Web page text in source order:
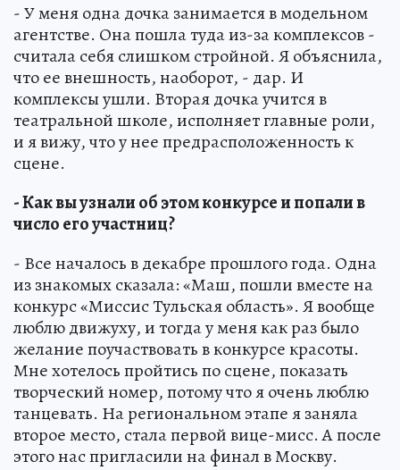
- У меня одна дочка занимается в модельном
агентстве. Она пошла туда из-за комплексов -
считала себя слишком стройной. Я объяснила,
что ее внешность, наоборот, - дар. И
комплексы ушли. Вторая дочка учится в
театральной школе, исполняет главные роли,
и я вижу, что у нее предрасположенность к
сцене.
- Как вы узнали об этом конкурсе и попали в
число его участниц?
- Все началось в декабре прошлого года. Одна
из знакомых сказала: «Маш, пошли вместе на
конкурс «Миссис Тульская область». Я вообще
люблю движуху, и тогда у меня как раз было
желание поучаствовать в конкурсе красоты.
Мне хотелось пройтись по сцене, показать
творческий номер, потому что я очень люблю
танцевать. На региональном этапе я заняла
второе место, стала первой вице-мисс. А после
этого нас пригласили на финал в Москву.